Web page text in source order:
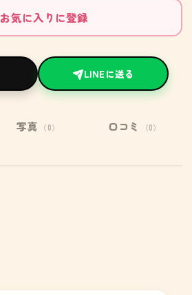
お気に入りに登録
LINEに送る
写真 （0） 口コミ （0）